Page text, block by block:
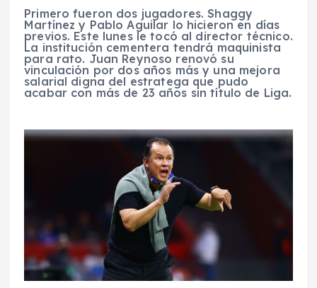
Primero fueron dos jugadores. Shaggy
Martínez y Pablo Aguilar lo hicieron en días
previos. Este lunes le tocó al director técnico.
La institución cementera tendrá maquinista
para rato. Juan Reynoso renovó su
vinculación por dos años más y una mejora
salarial digna del estratega que pudo
acabar con más de 23 años sin título de Liga.